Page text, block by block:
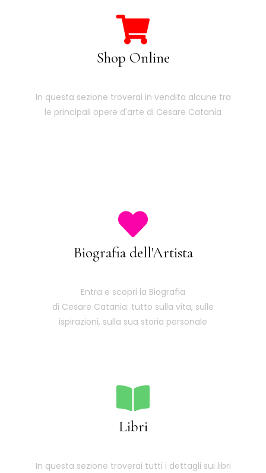
Shop Online
In questa sezione troverai in vendita alcune tra
le principali opere d'arte di Cesare Catania
Biografia dell'Artista
Entra e scopri la Biografia
di Cesare Catania: tutto sulla vita, sulle
ispirazioni, sulla sua storia personale
Libri
In questa sezione troverai tutti i dettagli sui libri